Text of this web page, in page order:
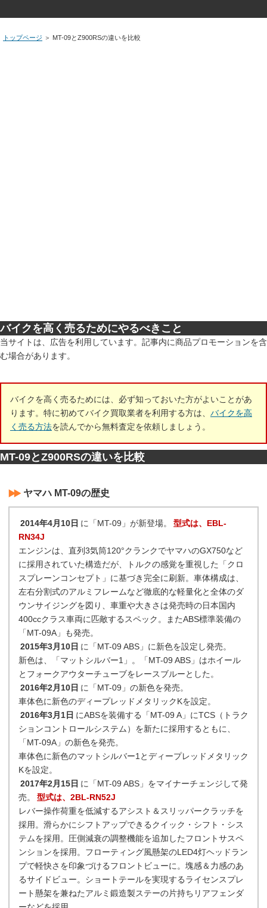
トップページ ＞ MT-09とZ900RSの違いを比較
バイクを高く売るためにやるべきこと
当サイトは、広告を利用しています。記事内に商品プロモーションを含
む場合があります。
バイクを高く売るためには、必ず知っておいた方がよいことがあ
ります。特に初めてバイク買取業者を利用する方は、 バイクを高
く売る方法を読んでから無料査定を依頼しましょう。
MT-09とZ900RSの違いを比較
ヤマハ MT-09の歴史
2014年4月10日 に「MT-09」が新登場。
型式は、EBL-
RN34J
エンジンは、直列3気筒120°クランクでヤマハのGX750など
に採用されていた構造だが、トルクの感覚を重視した「クロ
スプレーンコンセプト」に基づき完全に刷新。車体構成は、
左右分割式のアルミフレームなど徹底的な軽量化と全体のダ
ウンサイジングを図り、車重や大きさは発売時の日本国内
400ccクラス車両に匹敵するスペック。またABS標準装備の
「MT-09A」も発売。
2015年3月10日 に「MT-09 ABS」に新色を設定し発売。
新色は、「マットシルバー1」。「MT-09 ABS」はホイール
とフォークアウターチューブをレースブルーとした。
2016年2月10日 に「MT-09」の新色を発売。
車体色に新色のディープレッドメタリックKを設定。
2016年3月1日 にABSを装備する「MT-09 A」にTCS（トラク
ションコントロールシステム）を新たに採用するともに、
「MT-09A」の新色を発売。
車体色に新色のマットシルバー1とディープレッドメタリック
Kを設定。
2017年2月15日 に「MT-09 ABS」をマイナーチェンジして発
売。
型式は、2BL-RN52J
レバー操作荷重を低減するアシスト＆スリッパークラッチを
採用。滑らかにシフトアップできるクイック・シフト・シス
テムを採用。圧側減衰の調整機能を追加したフロントサスペ
ンションを採用。フローティング風懸架のLED4灯ヘッドラン
プで軽快さを印象づけるフロントビューに。塊感＆力感のあ
るサイドビュー。ショートテールを実現するライセンスプレ
ート懸架を兼ねたアルミ鍛造製ステーの片持ちリアフェンダ